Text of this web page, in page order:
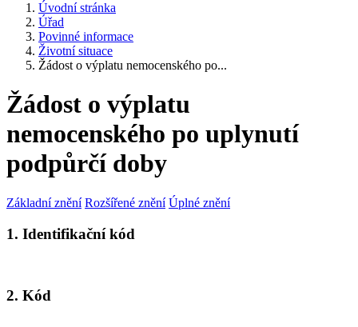
Úvodní stránka
Úřad
Povinné informace
Životní situace
Žádost o výplatu nemocenského po...
Žádost o výplatu
nemocenského po uplynutí
podpůrčí doby
Základní znění Rozšířené znění Úplné znění
1. Identifikační kód
2. Kód